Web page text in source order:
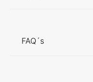
FAQ´s